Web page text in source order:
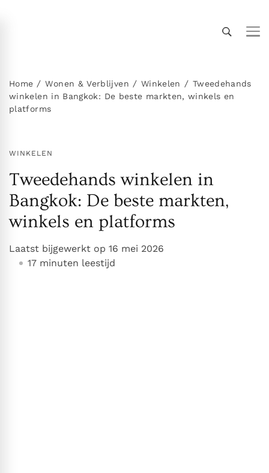
expert-tips, uitgebreide gidsen en insiderkennis
over vervoer, accommodaties,
topbezienswaardigheden, het expatleven en
Home Wonen & Verblijven Winkelen
Tweedehands
winkelen in Bangkok: De beste markten, winkels en
platforms
WINKELEN
Tweedehands winkelen in
Bangkok: De beste markten,
winkels en platforms
Laatst bijgewerkt op 16 mei 2026
17 minuten leestijd